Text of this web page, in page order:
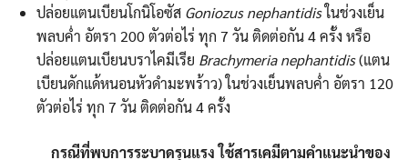
ปล่อยแตนเบียนโกนิโอซัส Goniozus nephantidisในช่วงเย็น
พลบค่ำ อัตรา 200 ตัวต่อไร่ ทุก 7 วัน ติดต่อกัน 4 ครั้ง หรือ
ปล่อยแตนเบียนบราไคมีเรีย Brachymeria nephantidis(แตน
เบียนดักแด้หนอนหัวดำมะพร้าว) ในช่วงเย็นพลบค่ำ อัตรา 120
ตัวต่อไร่ ทุก 7 วัน ติดต่อกัน 4 ครั้ง
กรณีที่พบการระบาดรุนแรง ใช้สารเคมีตามคำแนะนำของ